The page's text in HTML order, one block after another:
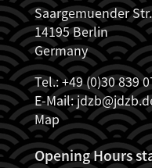
Saargemuender
14195 Berlin
Germany
Tel.: +49 (0)30 839
E-Mail:
Map
Opening Hours